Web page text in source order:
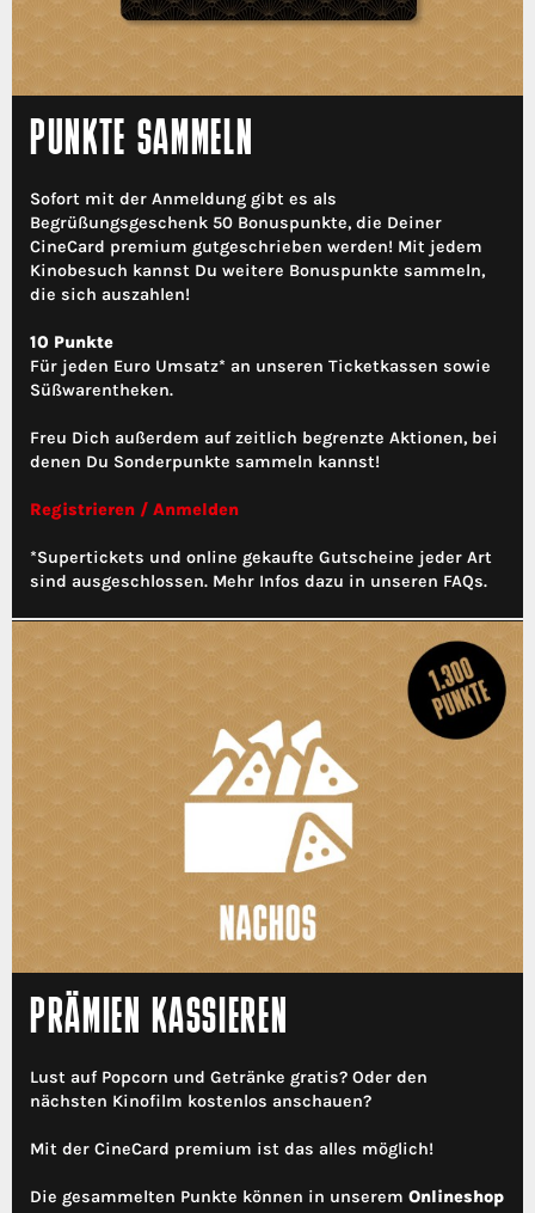
PUNKTE SAMMELN
Sofort mit der Anmeldung gibt es als
Begrüßungsgeschenk 50 Bonuspunkte, die Deiner
CineCard premium gutgeschrieben werden! Mit jedem
Kinobesuch kannst Du weitere Bonuspunkte sammeln,
die sich auszahlen!
10 Punkte
Für jeden Euro Umsatz* an unseren Ticketkassen sowie
Süßwarentheken.
Freu Dich außerdem auf zeitlich begrenzte Aktionen, bei
denen Du Sonderpunkte sammeln kannst!
Registrieren / Anmelden
*Supertickets und online gekaufte Gutscheine jeder Art
sind ausgeschlossen. Mehr Infos dazu in unseren FAQs.
PRÄMIEN KASSIEREN
Lust auf Popcorn und Getränke gratis? Oder den
nächsten Kinofilm kostenlos anschauen?
Mit der CineCard premium ist das alles möglich!
Die gesammelten Punkte können in unserem Onlineshop